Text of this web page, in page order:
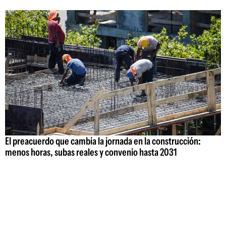
El preacuerdo que cambia la jornada en la construcción:
menos horas, subas reales y convenio hasta 2031